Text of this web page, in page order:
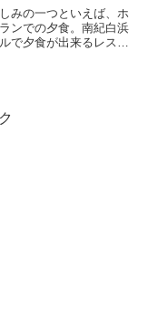
みの一つといえば、ホ
ンでの夕食。南紀白浜
で夕食が出来るレスト